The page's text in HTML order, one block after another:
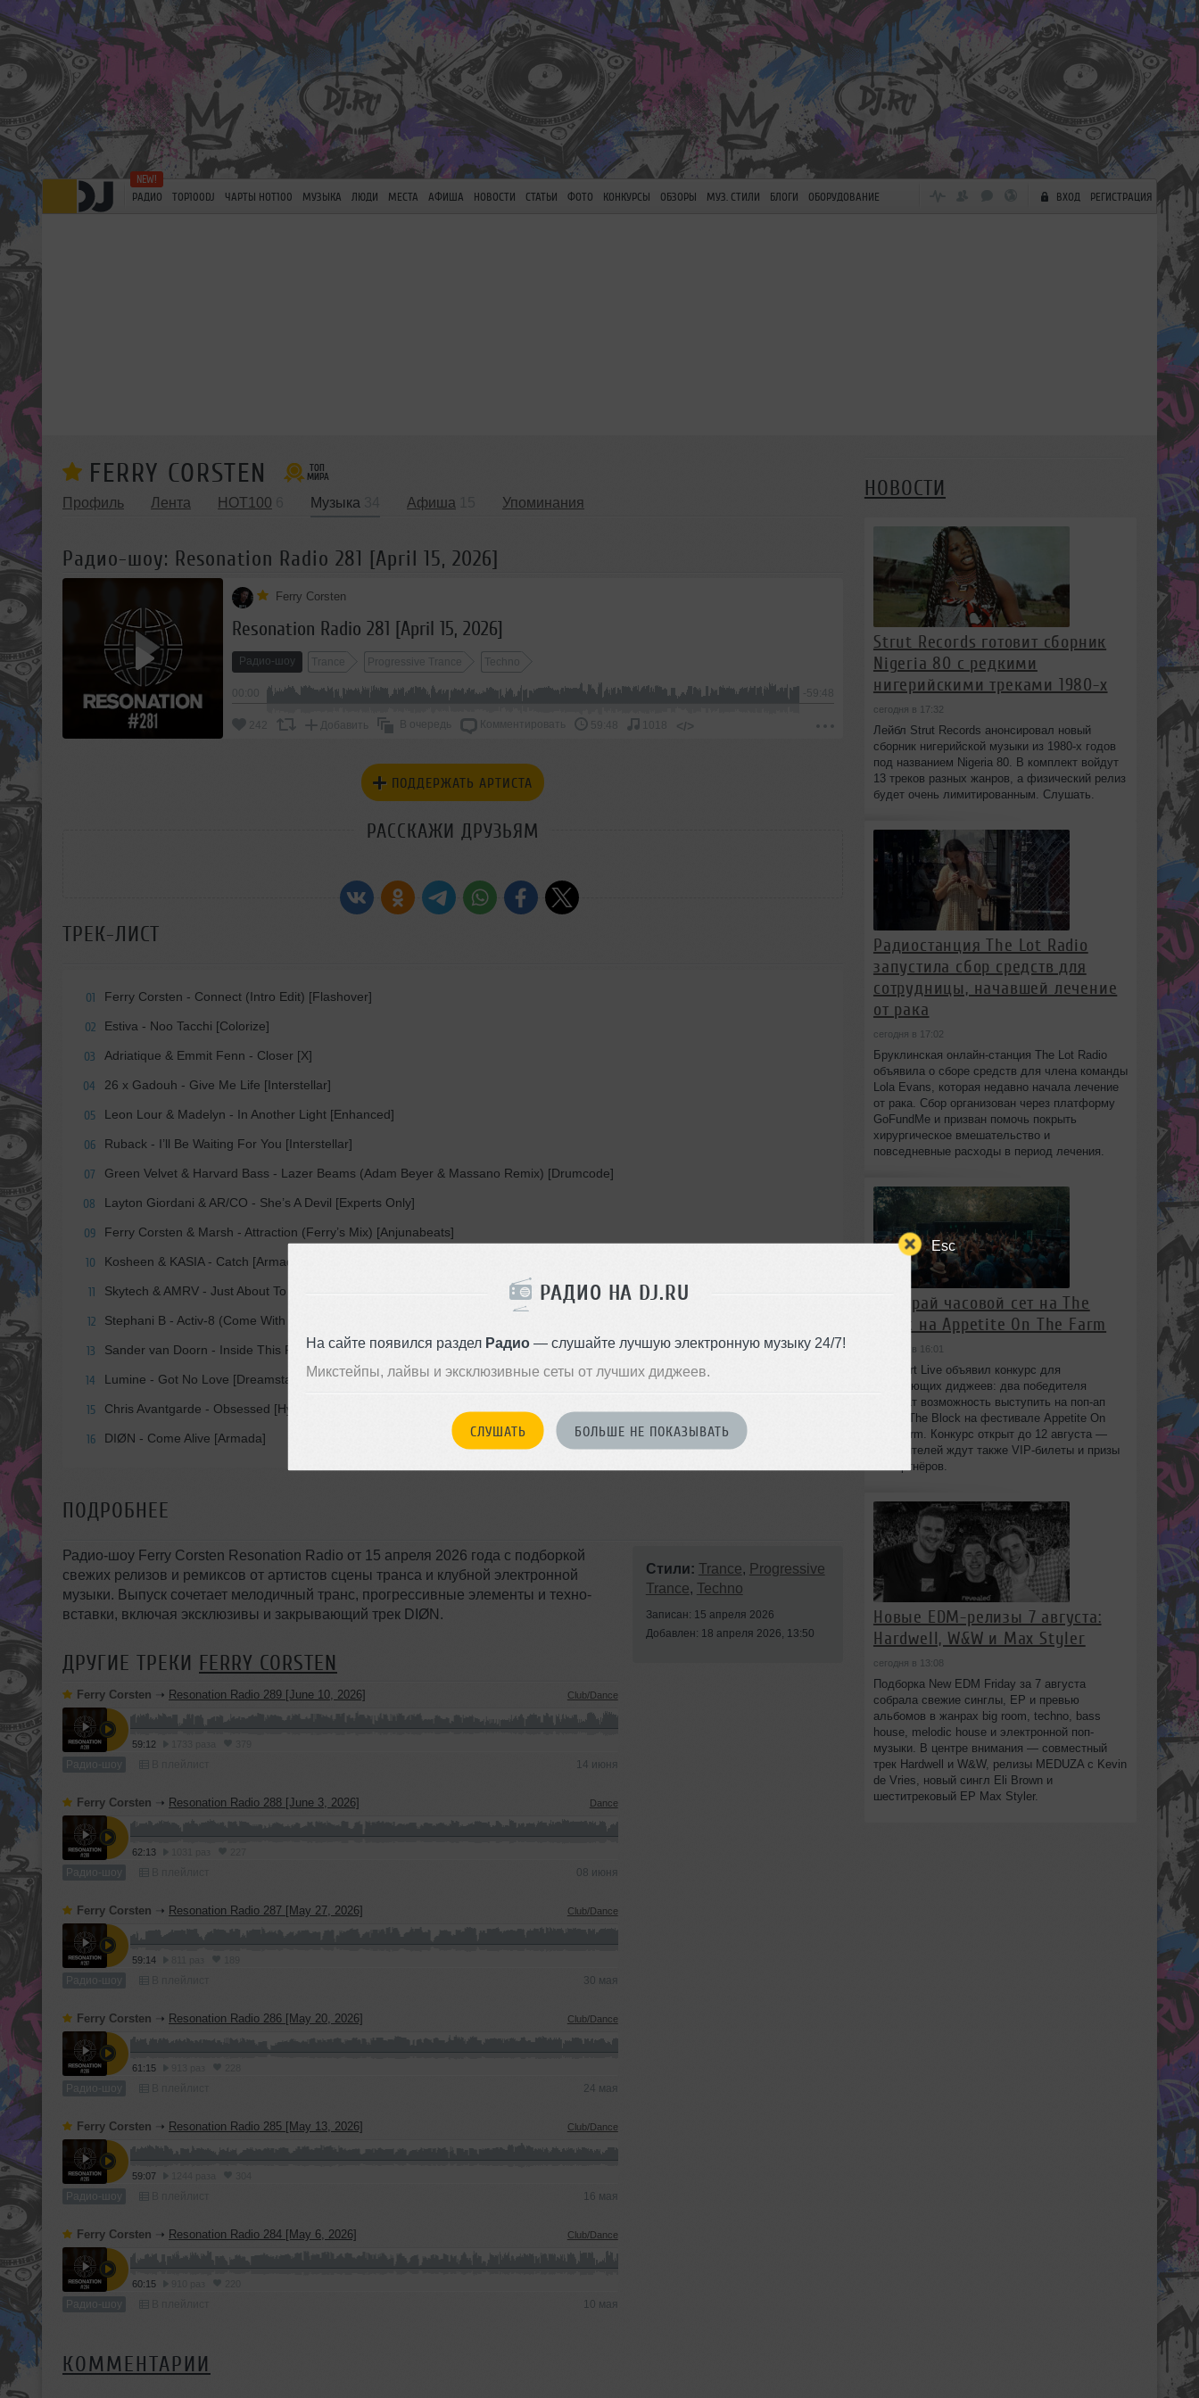
Esc
РАДИО НА DJ.RU
На сайте появился раздел Радио— слушайте лучшую электронную музыку 24/7!
Микстейпы, лайвы и эксклюзивные сеты от лучших диджеев.
СЛУШАТЬ БОЛЬШЕ НЕ ПОКАЗЫВАТЬ
РАДИО TOP100DJ ЧАРТЫ HOT100 МУЗЫКА ЛЮДИ МЕСТА АФИША НОВОСТИ СТАТЬИ ФОТО КОНКУРСЫ ОБЗОРЫ МУЗ. СТИЛИ БЛОГИ ОБОРУДОВАНИЕ ВХОД РЕГИСТРАЦИЯ
FERRY CORSTEN
Профиль Лента HOT100 Музыка Афиша Упоминания
Радио-шоу: Resonation Radio 281 [April 15, 2026]
Ferry Corsten
Resonation Radio 281 [April 15, 2026]
Радио-шоу Trance Progressive Trance Techno
-59:48
242 Добавить В очередь Комментировать 59:48 </>
ПОДДЕРЖАТЬ АРТИСТА
РАССКАЖИ ДРУЗЬЯМ
ТРЕК-ЛИСТ
01 Ferry Corsten - Connect (Intro Edit) [Flashover]
02 Estiva - Noo Tacchi [Colorize]
03 Adriatique & Emmit Fenn - Closer [X]
04 26 x Gadouh - Give Me Life [Interstellar]
05 Leon Lour & Madelyn - In Another Light [Enhanced]
06 Ruback - I’ll Be Waiting For You [Interstellar]
07 Green Velvet & Harvard Bass - Lazer Beams (Adam Beyer & Massano Remix) [Drumcode]
08 Layton Giordani & AR/CO - She’s A Devil [Experts Only]
09 Ferry Corsten & Marsh - Attraction (Ferry’s Mix) [Anjunabeats]
10 Kosheen & KASIA - Catch [Armada]
11 Skytech & AMRV - Just About To Lose [Horizon State]
12 Stephani B - Activ-8 (Come With Me) [Perfect Havoc]
13 Sander van Doorn - Inside This Room [Doorn]
14 Lumine - Got No Love [Dreamstate]
15 Chris Avantgarde - Obsessed [Hyperreal]
16 DIØN - Come Alive [Armada]
ПОДРОБНЕЕ
Радио-шоу Ferry Corsten Resonation Radio от 15 апреля 2026 года с подборкой
свежих релизов и ремиксов от артистов сцены транса и клубной электронной
музыки. Выпуск сочетает мелодичный транс, прогрессивные элементы и техно-
вставки, включая эксклюзивы и закрывающий трек DIØN.
ДРУГИЕ ТРЕКИ FERRY CORSTEN
Ferry Corsten ➝ Resonation Radio 289 [June 10, 2026] Club/Dance
59:12
Радио-шоу 14 июня
Ferry Corsten ➝ Resonation Radio 288 [June 3, 2026] Dance
62:13
Радио-шоу 08 июня
Ferry Corsten ➝ Resonation Radio 287 [May 27, 2026] Club/Dance
59:14
Радио-шоу 30 мая
Ferry Corsten ➝ Resonation Radio 286 [May 20, 2026] Club/Dance
61:15
Радио-шоу 24 мая
Ferry Corsten ➝ Resonation Radio 285 [May 13, 2026] Club/Dance
59:07
Радио-шоу 16 мая
Ferry Corsten ➝ Resonation Radio 284 [May 6, 2026] Club/Dance
60:15
Радио-шоу 10 мая
Стили: Trance, Progressive
Trance, Techno
Записан: 15 апреля 2026
Добавлен: 18 апреля 2026, 13:50
КОММЕНТАРИИ
НОВОСТИ
Strut Records готовит сборник
Nigeria 80 с редкими
нигерийскими треками 1980-х
сегодня в 17:32
Лейбл Strut Records анонсировал новый
сборник нигерийской музыки из 1980-х годов
под названием Nigeria 80. В комплект войдут
13 треков разных жанров, а физический релиз
будет очень лимитированным. Слушать.
Радиостанция The Lot Radio
запустила сбор средств для
сотрудницы, начавшей лечение
от рака
сегодня в 17:02
Бруклинская онлайн-станция The Lot Radio
объявила о сборе средств для члена команды
Lola Evans, которая недавно начала лечение
от рака. Сбор организован через платформу
GoFundMe и призван помочь покрыть
хирургическое вмешательство и
повседневные расходы в период лечения.
Выиграй часовой сет на The
Block на Appetite On The Farm
сегодня в 16:01
Beatport Live объявил конкурс для
начинающих диджеев: два победителя
получат возможность выступить на поп‑ап
сцене The Block на фестивале Appetite On
The Farm. Конкурс открыт до 12 августа —
победителей ждут также VIP‑билеты и призы
от партнёров.
Новые EDM-релизы 7 августа:
Hardwell, W&W и Max Styler
сегодня в 13:08
Подборка New EDM Friday за 7 августа
собрала свежие синглы, EP и превью
альбомов в жанрах big room, techno, bass
house, melodic house и электронной поп-
музыки. В центре внимания — совместный
трек Hardwell и W&W, релизы MEDUZA с Kevin
de Vries, новый сингл Eli Brown и
шеститрековый EP Max Styler.